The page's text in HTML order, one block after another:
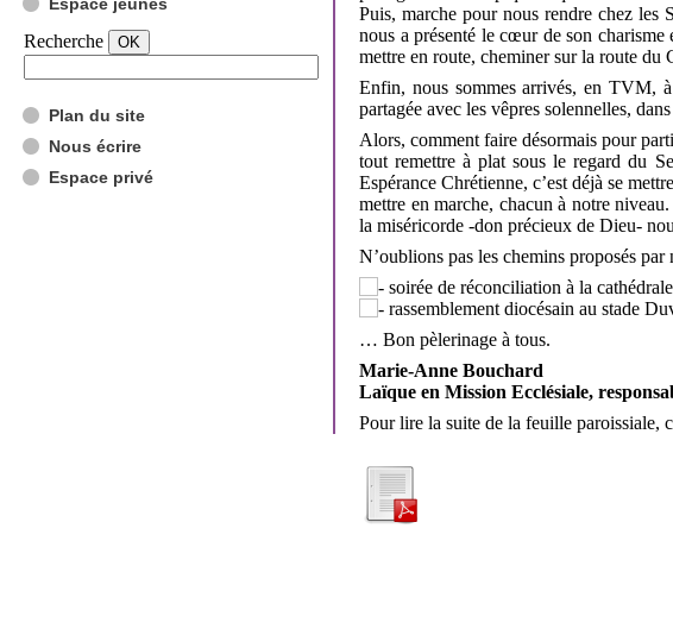
Recherche
Plan du site
Nous écrire
Espace privé
Puis, marche pour nous rendre chez les
nous a présenté le cœur de son
mettre en route, cheminer sur la route du
Enfin, nous sommes arrivés, en TVM,
partagée avec les vêpres solennelles,
Alors, comment faire désormais pour
tout remettre à plat sous le regard du
Espérance Chrétienne, c’est déjà se
mettre en marche, chacun à notre
la miséricorde -don précieux de Dieu-
N’oublions pas les chemins proposés par
soirée de réconciliation à la
rassemblement diocésain au stade
… Bon pèlerinage à tous.
Marie-Anne Bouchard
Laïque en Mission Ecclésiale,
Pour lire la suite de la feuille paroissiale,